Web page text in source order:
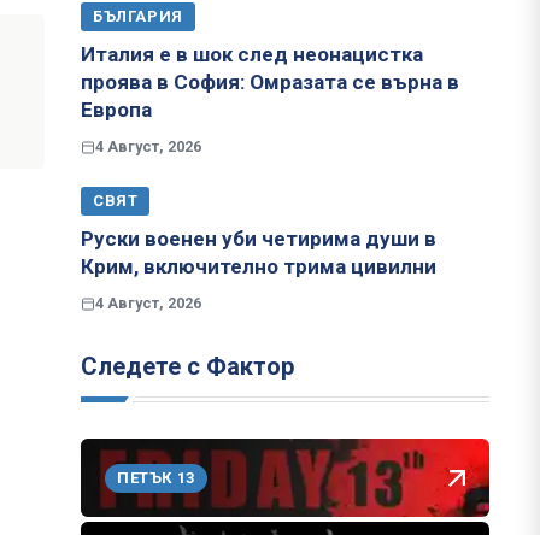
БЪЛГАРИЯ
Италия е в шок след неонацистка
проява в София: Омразата се върна в
Европа
4 Август, 2026
СВЯТ
Руски военен уби четирима души в
Крим, включително трима цивилни
4 Август, 2026
Следете с Фактор
ПЕТЪК 13